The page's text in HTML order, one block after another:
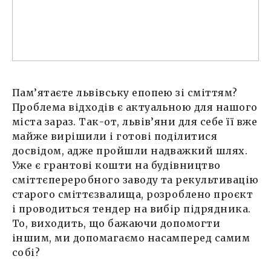
Пам’ятаєте львівську епопею зі сміттям?
Проблема відходів є актуальною для нашого
міста зараз. Так-от, львів’яни для себе її вже
майже вирішили і готові поділитися
досвідом, адже пройшли надважкий шлях.
Уже є грантові кошти на будівництво
сміттєпереробного заводу та рекультивацію
старого сміттєзвалища, розроблено проєкт
і проводиться тендер на вибір підрядника.
То, виходить, що бажаючи допомогти
іншим, ми допомагаємо насамперед самим
собі?